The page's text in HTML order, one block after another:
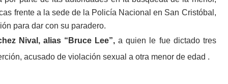
frente a la sede de la Policía Nacional en San Cristóbal,
para dar con su paradero.
Nival, alias “Bruce Lee”, a quien le fue dictado tres
acusado de violación sexual a otra menor de edad .